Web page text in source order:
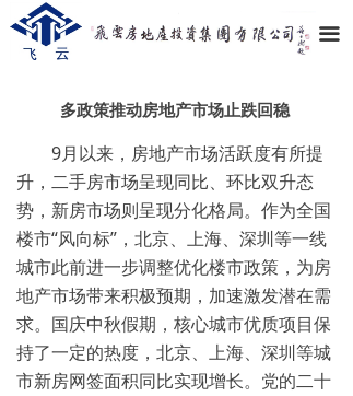
끀
多政策推动房地产市场止跌回稳
9月以来，房地产市场活跃度有所提
升，二手房市场呈现同比、环比双升态
势，新房市场则呈现分化格局。作为全国
楼市“风向标”，北京、上海、深圳等一线
城市此前进一步调整优化楼市政策，为房
地产市场带来积极预期，加速激发潜在需
求。国庆中秋假期，核心城市优质项目保
持了一定的热度，北京、上海、深圳等城
市新房网签面积同比实现增长。党的二十